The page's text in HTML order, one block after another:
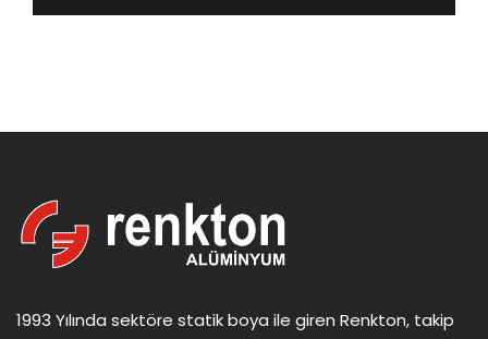
1993 Yılında sektöre statik boya ile giren Renkton, takip